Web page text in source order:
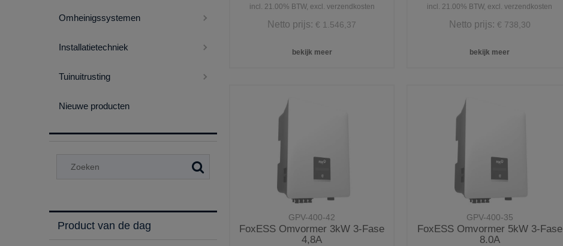
Omheinigssystemen
Installatietechniek
Tuinuitrusting
Nieuwe producten
Product van de dag
incl. 21.00% BTW, excl. verzendkosten
Netto prijs:€ 1.546,37
bekijk meer
incl. 21.00% BTW, excl. verzendkosten
Netto prijs: € 738,30
bekijk meer
GPV-400-42
FoxESS Omvormer 3kW 3-Fase
4,8A
GPV-400-35
FoxESS Omvormer 5kW 3-Fase
8.0A